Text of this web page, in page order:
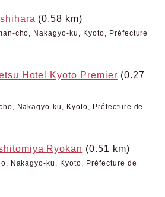
(0.58 km)
cho, Nakagyo-ku, Kyoto, Préfecture
Hotel Kyoto Premier (0.27
Nakagyo-ku, Kyoto, Préfecture de
Ryokan (0.51 km)
Nakagyo-ku, Kyoto, Préfecture de